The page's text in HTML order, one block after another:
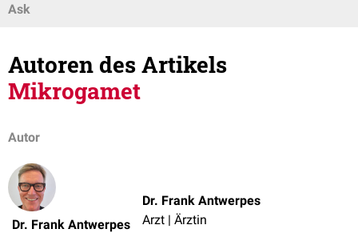
Ask
Autoren des Artikels
Mikrogamet
Autor
Dr. Frank Antwerpes
Dr. Frank Antwerpes
Arzt | Ärztin